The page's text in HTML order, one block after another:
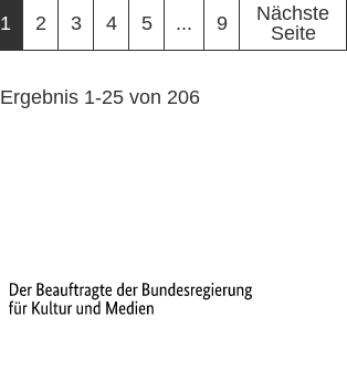
1 2 3 4 5 ... 9
Nächste
Seite
Ergebnis 1-25 von 206